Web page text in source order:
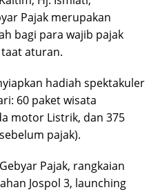
Pajak merupakan
bagi para wajib pajak
aturan.
hadiah spektakuler
60 paket wisata
motor Listrik, dan 375
pajak).
Pajak, rangkaian
Jospol 3, launching